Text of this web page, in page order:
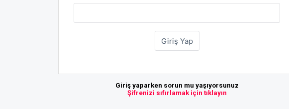
Giriş yaparken sorun mu yaşıyorsunuz
Şifrenizi sıfırlamak için tıklayın